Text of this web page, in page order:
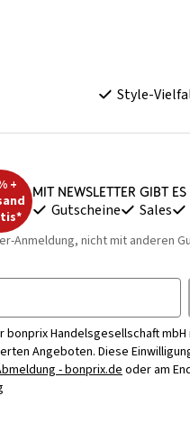
Style-
+
Mit Newsletter gibt es
Gutscheine Sales
Anmeldung, nicht mit anderen
Handelsgesellschaft
Angeboten. Diese
- bonprix.deoder am